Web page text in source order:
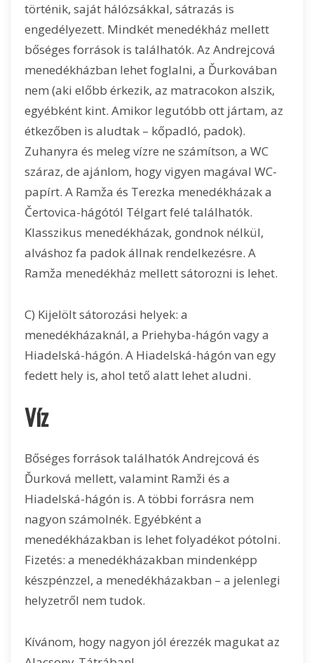
történik, saját hálózsákkal, sátrazás is
engedélyezett. Mindkét menedékház mellett
bőséges források is találhatók. Az Andrejcová
menedékházban lehet foglalni, a Ďurkovában
nem (aki előbb érkezik, az matracokon alszik,
egyébként kint. Amikor legutóbb ott jártam, az
étkezőben is aludtak – kőpadló, padok).
Zuhanyra és meleg vízre ne számítson, a WC
száraz, de ajánlom, hogy vigyen magával WC-
papírt. A Ramža és Terezka menedékházak a
Čertovica-hágótól Télgart felé találhatók.
Klasszikus menedékházak, gondnok nélkül,
alváshoz fa padok állnak rendelkezésre. A
Ramža menedékház mellett sátorozni is lehet.
C) Kijelölt sátorozási helyek: a
menedékházaknál, a Priehyba-hágón vagy a
Hiadelská-hágón. A Hiadelská-hágón van egy
fedett hely is, ahol tető alatt lehet aludni.
Víz
Bőséges források találhatók Andrejcová és
Ďurková mellett, valamint Ramži és a
Hiadelská-hágón is. A többi forrásra nem
nagyon számolnék. Egyébként a
menedékházakban is lehet folyadékot pótolni.
Fizetés: a menedékházakban mindenképp
készpénzzel, a menedékházakban – a jelenlegi
helyzetről nem tudok.
Kívánom, hogy nagyon jól érezzék magukat az